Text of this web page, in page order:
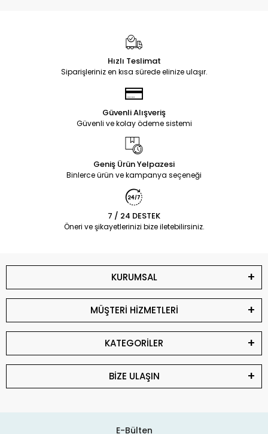
Hızlı Teslimat
Siparişleriniz en kısa sürede elinize ulaşır.
Güvenli Alışveriş
Güvenli ve kolay ödeme sistemi
Geniş Ürün Yelpazesi
Binlerce ürün ve kampanya seçeneği
7 / 24 DESTEK
Öneri ve şikayetlerinizi bize iletebilirsiniz.
KURUMSAL
MÜŞTERİ HİZMETLERİ
KATEGORİLER
BİZE ULAŞIN
E-Bülten